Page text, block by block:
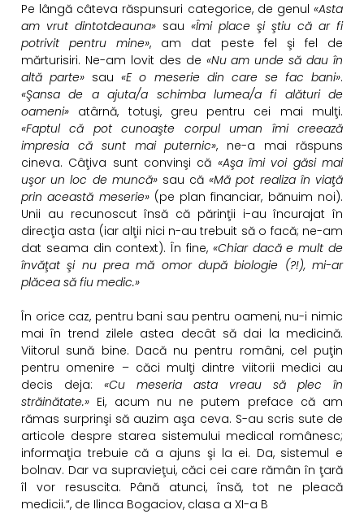
Pe lângă câteva răspunsuri categorice, de genul «Asta
am vrut dintotdeauna» sau «Îmi place şi ştiu că ar fi
potrivit pentru mine», am dat peste fel şi fel de
mărturisiri. Ne-am lovit des de «Nu am unde să dau în
altă parte» sau«E o meserie din care se fac bani».
«Şansa de a ajuta/a schimba lumea/a fi alături de
oameni» atârnă, totuşi, greu pentru cei mai mulţi.
«Faptul că pot cunoaşte corpul uman îmi creează
impresia că sunt mai puternic», ne-a mai răspuns
cineva. Câţiva sunt convinşi că «Aşa îmi voi găsi mai
uşor un loc de muncă»sau că«Mă pot realiza în viaţă
prin această meserie»(pe plan financiar, bănuim noi).
Unii au recunoscut însă că părinţii i-au încurajat în
direcţia asta (iar alţii nici n-au trebuit să o facă; ne-am
dat seama din context). În fine, «Chiar dacă e mult de
învăţat şi nu prea mă omor după biologie (?!), mi-ar
plăcea să fiu medic.»
În orice caz, pentru bani sau pentru oameni, nu-i nimic
mai în trend zilele astea decât să dai la medicină.
Viitorul sună bine. Dacă nu pentru români, cel puţin
pentru omenire – căci mulţi dintre viitorii medici au
decis deja: «Cu meseria asta vreau să plec în
străinătate.» Ei, acum nu ne putem preface că am
rămas surprinşi să auzim aşa ceva. S-au scris sute de
articole despre starea sistemului medical românesc;
informaţia trebuie că a ajuns şi la ei. Da, sistemul e
bolnav. Dar va supravieţui, căci cei care rămân în ţară
îl vor resuscita. Până atunci, însă, tot ne pleacă
medicii.“, de Ilinca Bogaciov, clasa a XI-a B